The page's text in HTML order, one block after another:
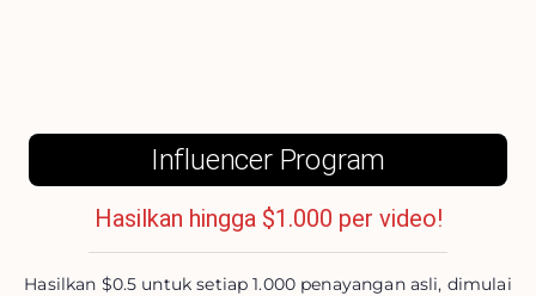
Influencer Program
Hasilkan hingga $1.000 per video!
Hasilkan $0.5 untuk setiap 1.000 penayangan asli, dimulai